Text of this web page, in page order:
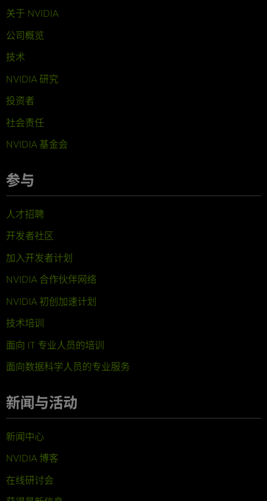
关于 NVIDIA
公司概览
技术
NVIDIA 研究
投资者
社会责任
NVIDIA 基金会
参与
人才招聘
开发者社区
加入开发者计划
NVIDIA 合作伙伴网络
NVIDIA 初创加速计划
技术培训
面向 IT 专业人员的培训
面向数据科学人员的专业服务
新闻与活动
新闻中心
NVIDIA 博客
在线研讨会